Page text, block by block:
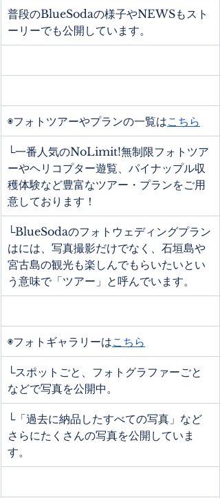
普段のBlueSodaの様子やNEWSもスト
ーリーでも公開しています。
◉フォトツアーやプランの一覧はこちら
└一番人気のNoLimit!無制限フォトツア
ーやヘリコプター遊覧、パイナップル収
穫体験など豊富なツアー・プランをご用
意しております！
└BlueSodaのフォトウェディングプラン
はには、写真撮影だけでなく、石垣島や
宮古島の観光も楽しんでもらいたいとい
う意味で「ツアー」と呼んでいます。
◉フォトギャラリーはこちら
└スポットごと、フォトグラファーごと
などで写真を公開中。
└「過去に納品したすべての写真」など
さらにたくさんの写真を公開していま
す。